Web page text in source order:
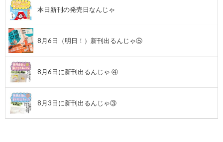
本日新刊の発売日なんじゃ
8月6日（明日！）新刊出るんじゃ⑤
8月6日に新刊出るんじゃ ④
8月3日に新刊出るんじゃ③